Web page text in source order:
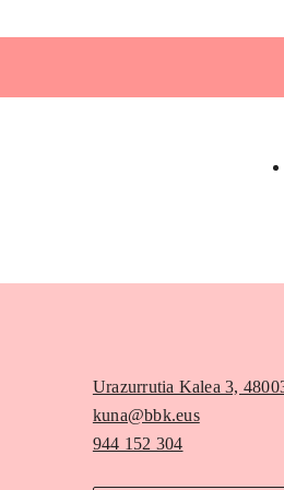
Urazurrutia Kalea 3,
kuna@bbk.eus
944 152 304